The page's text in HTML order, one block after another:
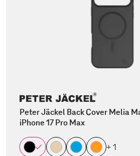
Peter Jäckel Back Cover Melia
iPhone 17 Pro Max
+ 1